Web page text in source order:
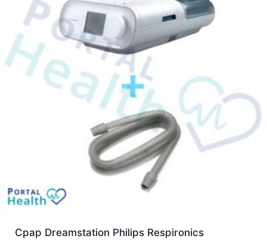
Cpap Dreamstation Philips Respironics